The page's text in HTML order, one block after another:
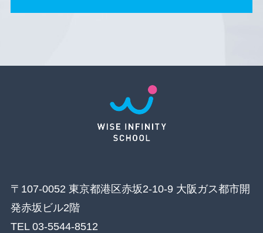
〒107-0052 東京都港区赤坂2-10-9 大阪ガス都市開
発赤坂ビル2階
TEL 03-5544-8512